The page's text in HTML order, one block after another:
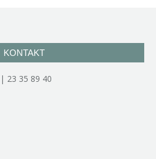
KONTAKT
23 35 89 40